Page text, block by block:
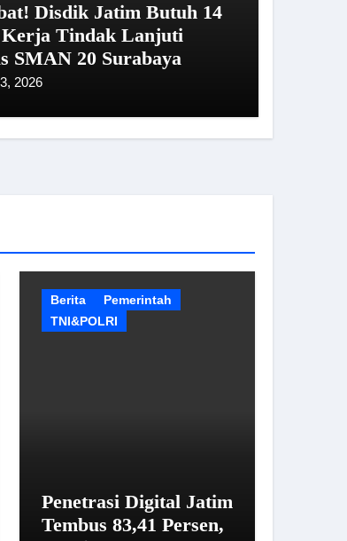
Disdik Jatim Butuh 14
Tindak Lanjuti
SMAN 20 Surabaya
2026
Berita
Pemerintah
TNI&POLRI
Penetrasi Digital Jatim
Tembus 83,41 Persen,